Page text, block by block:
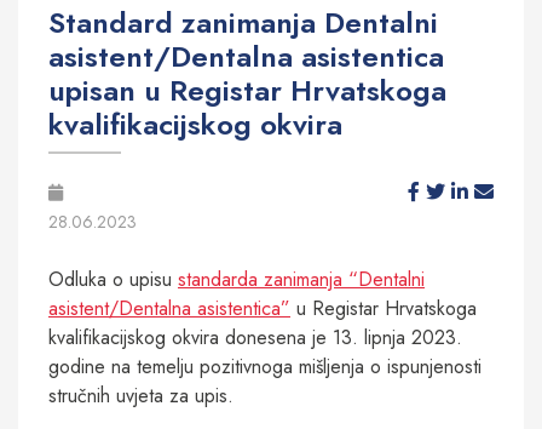
Standard zanimanja Dentalni
asistent/Dentalna asistentica
upisan u Registar Hrvatskoga
kvalifikacijskog okvira
28.06.2023
Odluka o upisu standarda zanimanja “Dentalni
asistent/Dentalna asistentica” u Registar Hrvatskoga
kvalifikacijskog okvira donesena je 13. lipnja 2023.
godine na temelju pozitivnoga mišljenja o ispunjenosti
stručnih uvjeta za upis.